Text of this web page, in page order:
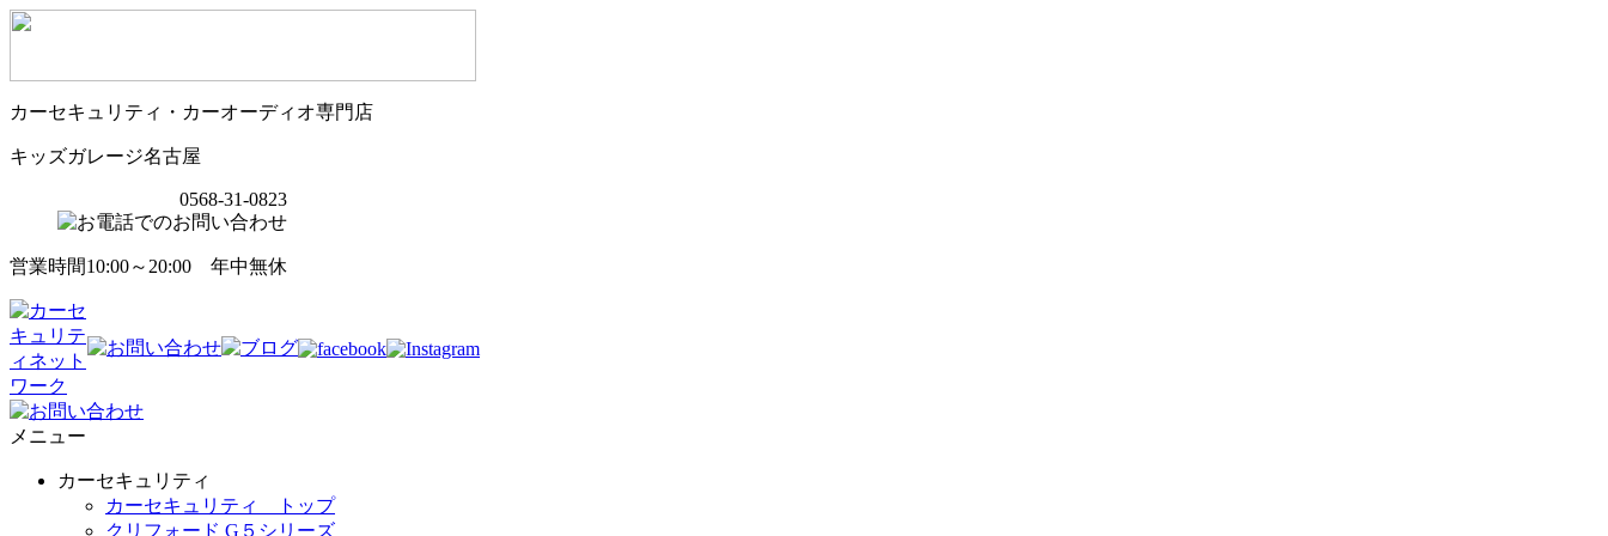
カーセキュリティ・カーオーディオ専門店
キッズガレージ名古屋
0568-31-0823
営業時間10:00～20:00 年中無休
メニュー
カーセキュリティ
カーセキュリティ トップ
クリフォード G５シリーズ